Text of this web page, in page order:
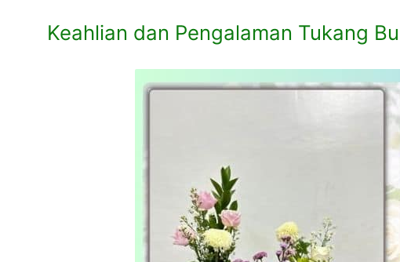
Keahlian dan Pengalaman Tukang